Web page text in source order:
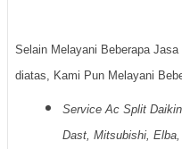
Selain Melayani Beberapa
diatas, Kami Pun Melayani
Service Ac Split
Dast, Mitsubishi,